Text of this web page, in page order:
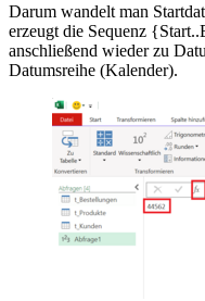
Darum wandelt man
erzeugt die Sequenz
anschließend wieder zu
Datumsreihe (Kalender).